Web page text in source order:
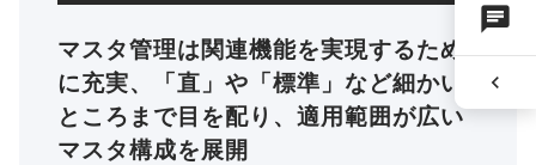
chat
chevron_left
マスタ管理は関連機能を実現するため
に充実、「直」や「標準」など細かい
ところまで目を配り、適用範囲が広い
マスタ構成を展開